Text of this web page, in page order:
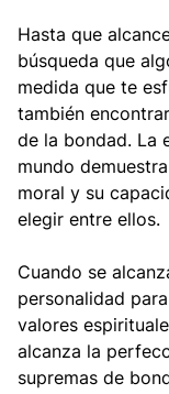
Hasta que
búsqueda que
medida que te
también
de la bondad. La
mundo
moral y su
elegir entre ellos.
Cuando se
personalidad
valores
alcanza la
supremas de